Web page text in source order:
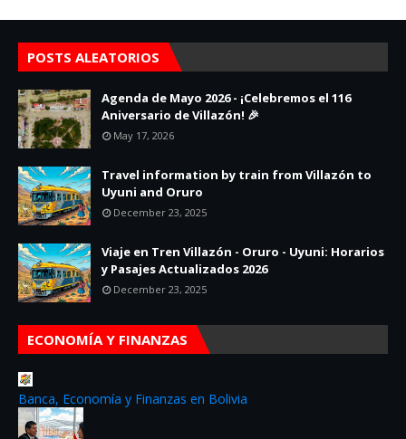
POSTS ALEATORIOS
Agenda de Mayo 2026 - ¡Celebremos el 116
Aniversario de Villazón! 🎉
May 17, 2026
Travel information by train from Villazón to
Uyuni and Oruro
December 23, 2025
Viaje en Tren Villazón - Oruro - Uyuni: Horarios
y Pasajes Actualizados 2026
December 23, 2025
ECONOMÍA Y FINANZAS
Banca, Economía y Finanzas en Bolivia